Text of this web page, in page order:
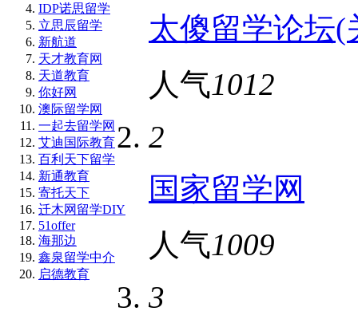
IDP诺思留学
立思辰留学
新航道
天才教育网
天道教育
你好网
澳际留学网
一起去留学网
艾迪国际教育
百利天下留学
新通教育
寄托天下
迁木网留学DIY
51offer
海那边
鑫泉留学中介
启德教育
太傻留学论坛(
人气1012
2
国家留学网
人气1009
3